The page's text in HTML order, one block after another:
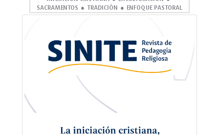
SACRAMENTOS
TRADICIÓN ENFOQUE PASTORAL